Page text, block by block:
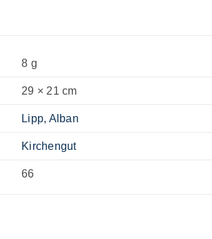
8 g
29 × 21 cm
Lipp, Alban
Kirchengut
66